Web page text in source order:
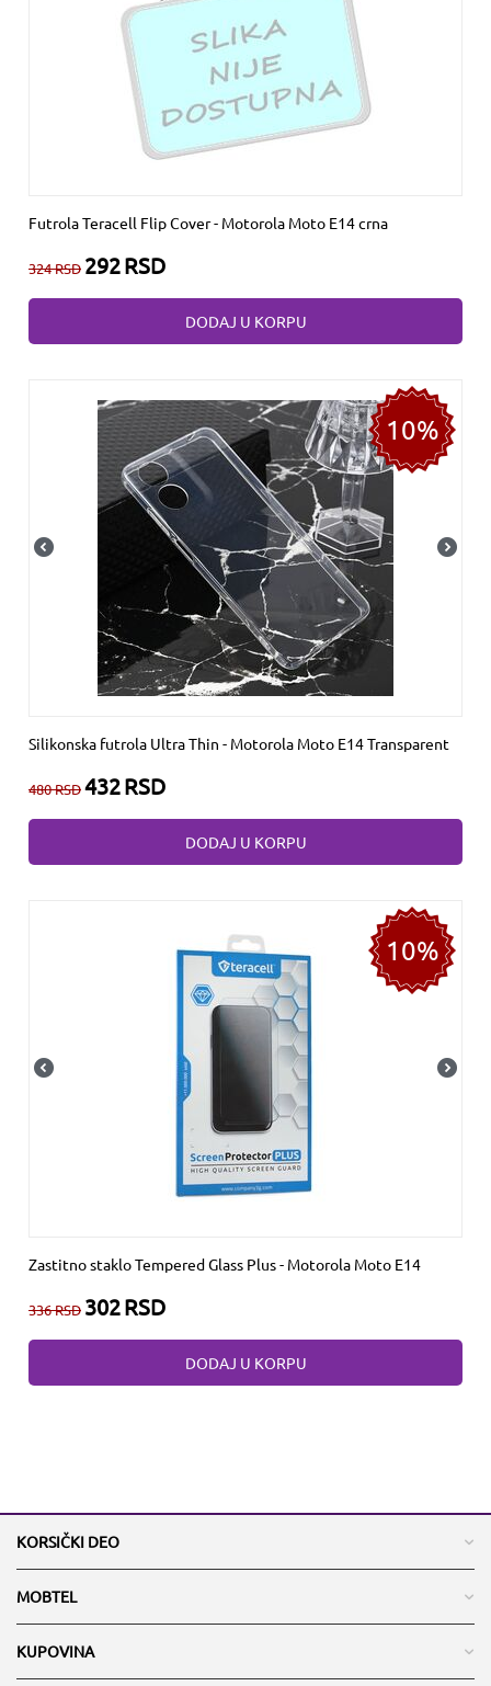
Futrola Teracell Flip Cover - Motorola Moto E14 crna
324RSD 292RSD
DODAJ U KORPU
10%
Silikonska futrola Ultra Thin - Motorola Moto E14 Transparent
480RSD432RSD
DODAJ U KORPU
10%
Zastitno staklo Tempered Glass Plus - Motorola Moto E14
336RSD 302RSD
DODAJ U KORPU
KORSIČKI DEO
MOBTEL
KUPOVINA